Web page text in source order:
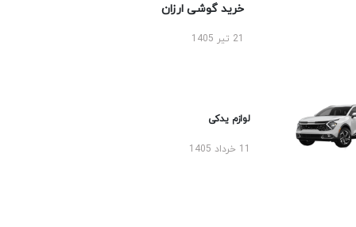
خرید گوشی ارزان
لوازم یدکی